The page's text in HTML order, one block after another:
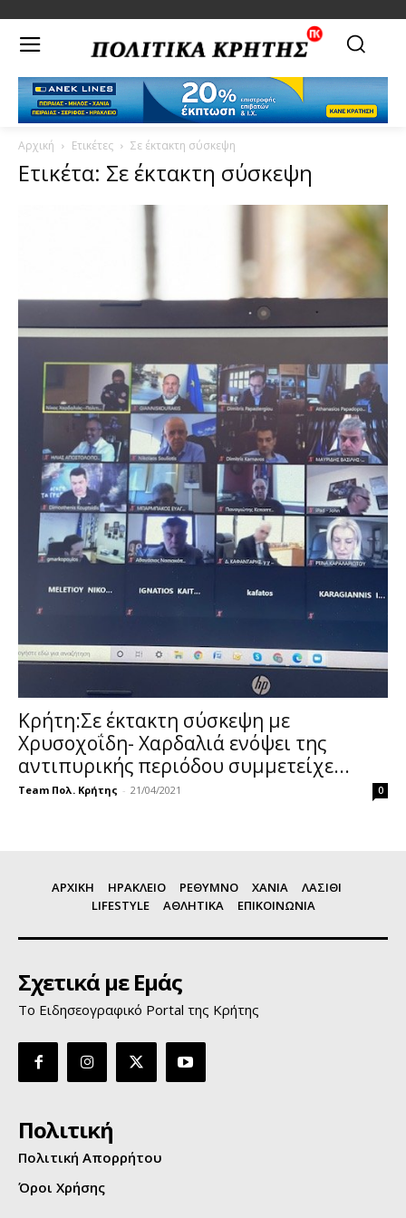
Αρχική Ετικέτες Σε έκτακτη σύσκεψη
Ετικέτα: Σε έκτακτη σύσκεψη
Κρήτη:Σε έκτακτη σύσκεψη με
Χρυσοχοΐδη- Χαρδαλιά ενόψει της
αντιπυρικής περιόδου συμμετείχε...
Team Πολ. Κρήτης - 21/04/2021 0
ΑΡΧΙΚΗ ΗΡΑΚΛΕΙΟ ΡΕΘΥΜΝΟ ΧΑΝΙΑ
ΛΑΣΙΘΙ
LIFESTYLE
ΑΘΛΗΤΙΚΑ ΕΠΙΚΟΙΝΩΝΙΑ
Σχετικά με Εμάς
Το Ειδησεογραφικό Portal της Κρήτης
Πολιτική
Πολιτική Απορρήτου
Όροι Χρήσης